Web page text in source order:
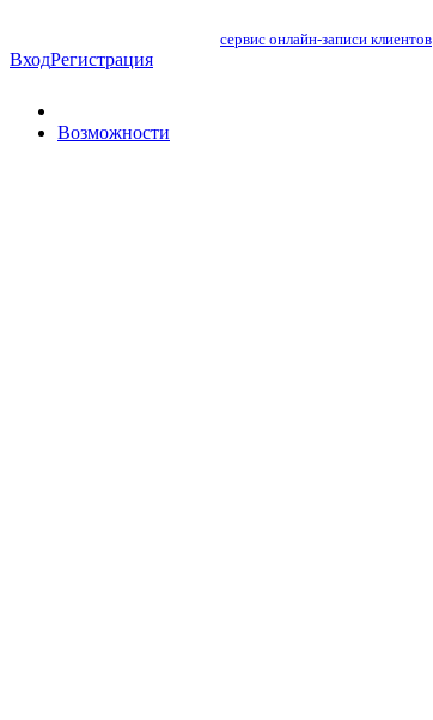
сервис онлайн-записи клиентов
ВходРегистрация
Возможности